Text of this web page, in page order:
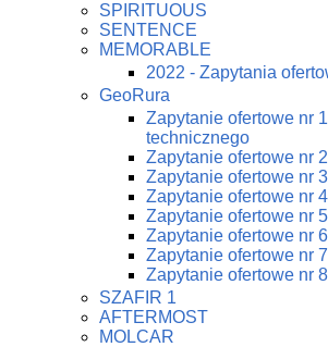
SPIRITUOUS
SENTENCE
MEMORABLE
2022 - Zapytania
GeoRura
Zapytanie ofertowe nr
technicznego
Zapytanie ofertowe nr
Zapytanie ofertowe nr
Zapytanie ofertowe nr
Zapytanie ofertowe nr
Zapytanie ofertowe nr
Zapytanie ofertowe nr
Zapytanie ofertowe nr
SZAFIR 1
AFTERMOST
MOLCAR